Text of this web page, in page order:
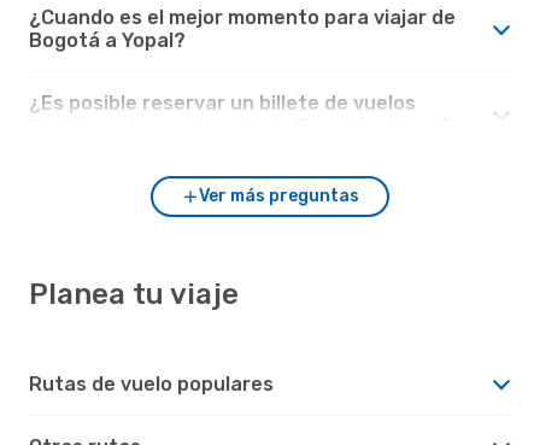
¿Cuando es el mejor momento para viajar de
Bogotá a Yopal?
¿Es posible reservar un billete de vuelos
Ver más preguntas
Planea tu viaje
Rutas de vuelo populares